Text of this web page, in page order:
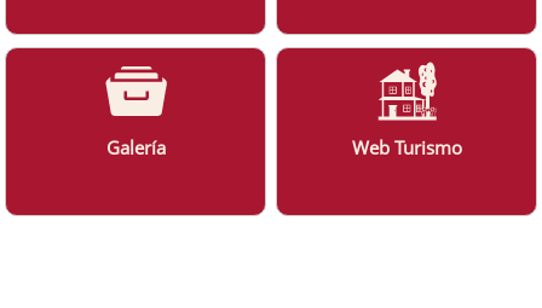
Galería Web Turismo